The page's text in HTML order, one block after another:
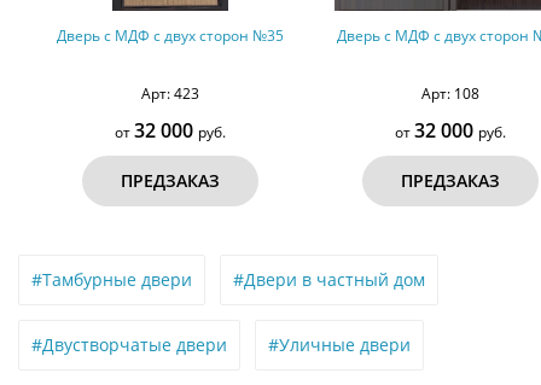
Дверь с МДФ с двух сторон №35
Арт: 423
32 000руб.
ПРЕДЗАКАЗ
Дверь с МДФ с двух сторон №18
Арт: 108
32 000руб.
ПРЕДЗАКАЗ
#Тамбурные двери #Двери в частный дом
#Двустворчатые двери #Уличные двери